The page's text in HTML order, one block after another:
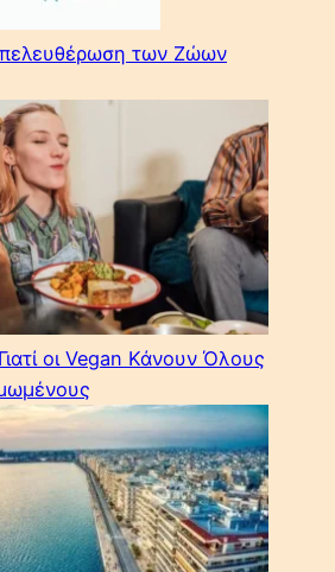
των Ζώων
οι Vegan Κάνουν Όλους